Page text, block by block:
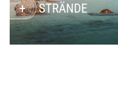
STRÄNDE